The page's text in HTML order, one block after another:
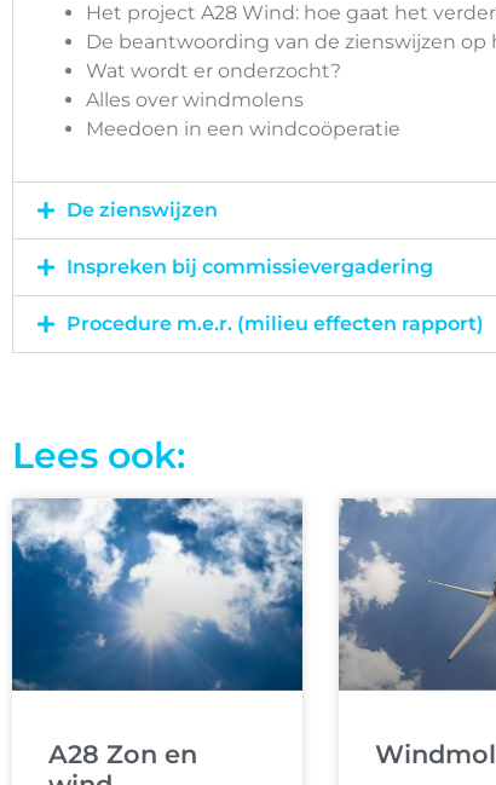
Het project A28 Wind: hoe gaat het
De beantwoording van de zienswijzen op
Wat wordt er onderzocht?
Alles over windmolens
Meedoen in een windcoöperatie
De zienswijzen
Inspreken bij commissievergadering
Procedure m.e.r. (milieu effecten rapport)
Lees ook:
A28 Zon en